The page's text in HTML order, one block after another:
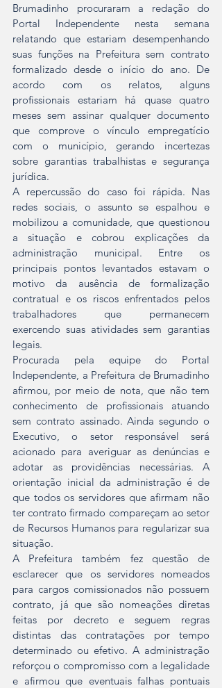
Brumadinho procuraram a redação do
Portal Independente nesta semana
relatando que estariam desempenhando
suas funções na Prefeitura sem contrato
formalizado desde o início do ano. De
acordo com os relatos, alguns
profissionais estariam há quase quatro
meses sem assinar qualquer documento
que comprove o vínculo empregatício
com o município, gerando incertezas
sobre garantias trabalhistas e segurança
jurídica.
A repercussão do caso foi rápida. Nas
redes sociais, o assunto se espalhou e
mobilizou a comunidade, que questionou
a situação e cobrou explicações da
administração municipal. Entre os
principais pontos levantados estavam o
motivo da ausência de formalização
contratual e os riscos enfrentados pelos
trabalhadores que permanecem
exercendo suas atividades sem garantias
legais.
Procurada pela equipe do Portal
Independente, a Prefeitura de Brumadinho
afirmou, por meio de nota, que não tem
conhecimento de profissionais atuando
sem contrato assinado. Ainda segundo o
Executivo, o setor responsável será
acionado para averiguar as denúncias e
adotar as providências necessárias. A
orientação inicial da administração é de
que todos os servidores que afirmam não
ter contrato firmado compareçam ao setor
de Recursos Humanos para regularizar sua
situação.
A Prefeitura também fez questão de
esclarecer que os servidores nomeados
para cargos comissionados não possuem
contrato, já que são nomeações diretas
feitas por decreto e seguem regras
distintas das contratações por tempo
determinado ou efetivo. A administração
reforçou o compromisso com a legalidade
e afirmou que eventuais falhas pontuais